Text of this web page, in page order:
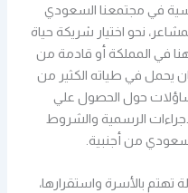
في مجتمعنا السعودي
نحو اختيار شريكة حياة
في المملكة أو قادمة من
يحمل في طياته الكثير من
حول الحصول علي
الرسمية والشروط
من أجنبية.
تهتم بالأسرة واستقرارها،